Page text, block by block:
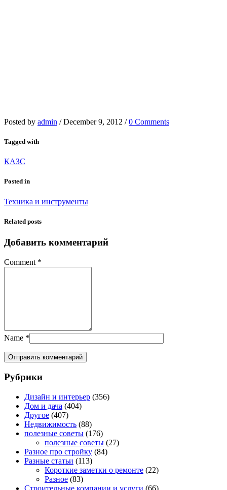
Posted by admin / December 9, 2012 / 0 Comments
Tagged with
КАЗС
Posted in
Техника и инструменты
Related posts
Добавить комментарий
Comment *
Name *
Рубрики
Дизайн и интерьер (356)
Дом и дача (404)
Другое (407)
Недвижимость (88)
полезные советы (176)
полезные советы (27)
Разное про стройку (84)
Разные статьи (113)
Короткие заметки о ремонте (22)
Разное (83)
Строительные компании и услуги (66)